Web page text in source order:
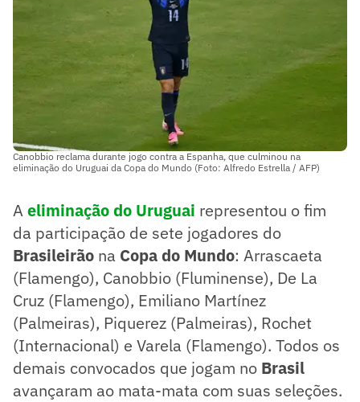
Canobbio reclama durante jogo contra a Espanha, que culminou na
eliminação do Uruguai da Copa do Mundo (Foto: Alfredo Estrella / AFP)
Aeliminação do Uruguai representou o fim
da participação de sete jogadores do
Brasileirão na Copa do Mundo: Arrascaeta
(Flamengo), Canobbio (Fluminense), De La
Cruz (Flamengo), Emiliano Martínez
(Palmeiras), Piquerez (Palmeiras), Rochet
(Internacional) e Varela (Flamengo). Todos os
demais convocados que jogam no Brasil
avançaram ao mata-mata com suas seleções.